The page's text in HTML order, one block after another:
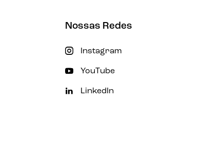
Nossas Redes
Instagram
YouTube
LinkedIn